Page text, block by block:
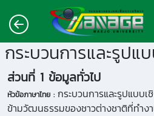
ส่วนที่ 1 ข้อมูลทั่วไป
หัวข้อภาษาไทย : กระบวนการและรูปแบบ
ข้ามวัฒนธรรมของชาวต่างชาติที่ทำง